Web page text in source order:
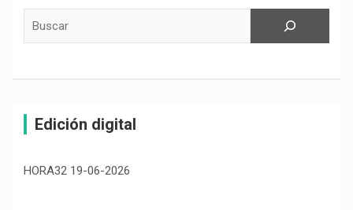
Edición digital
HORA32 19-06-2026